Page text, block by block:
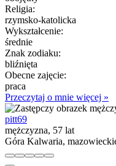
Religia:
rzymsko-katolicka
Wykształcenie:
średnie
Znak zodiaku:
bliźnięta
Obecne zajęcie:
praca
Przeczytaj o mnie więcej »
pitt69
mężczyzna, 57 lat
Góra Kalwaria,